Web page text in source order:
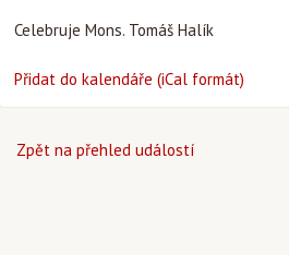
Celebruje Mons. Tomáš Halík
Přidat do kalendáře (iCal formát)
Zpět na přehled událostí